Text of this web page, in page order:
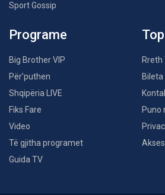
Sport Gossip
Programe
Big Brother VIP
Për’puthen
Shqipëria LIVE
Fiks Fare
Video
Të gjitha programet
Guida TV
Rreth
Bileta
Puno